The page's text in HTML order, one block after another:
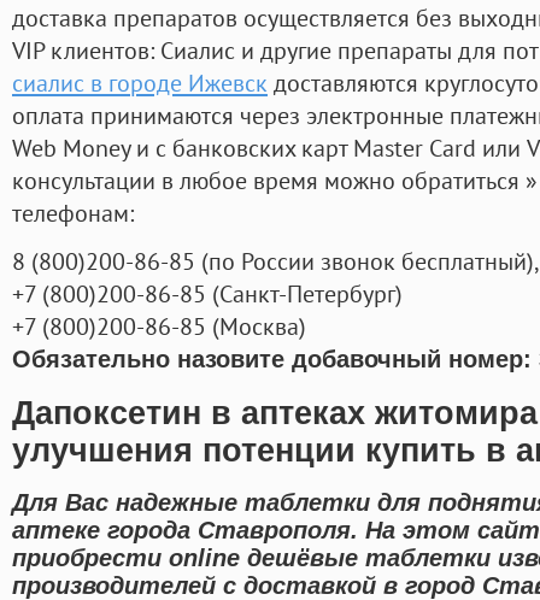
доставка препаратов осуществляется без
VIP клиентов: Сиалис и другие препараты для
сиалис в городе Ижевск доставляются
оплата принимаются через электронные
Web Money и с банковских карт Master Card или
консультации в любое время можно обратиться
телефонам:
8 (800)200-86-85 (по России звонок бесплатный),
+7 (800)200-86-85 (Санкт-Петербург)
+7 (800)200-86-85 (Москва)
Обязательно назовите добавочный номер:
Дапоксетин в аптеках
улучшения потенции купить в
Для Вас надежные таблетки для
аптеке города Ставрополя. На этом
приобрести online дешёвые таблетки
производителей с доставкой в город